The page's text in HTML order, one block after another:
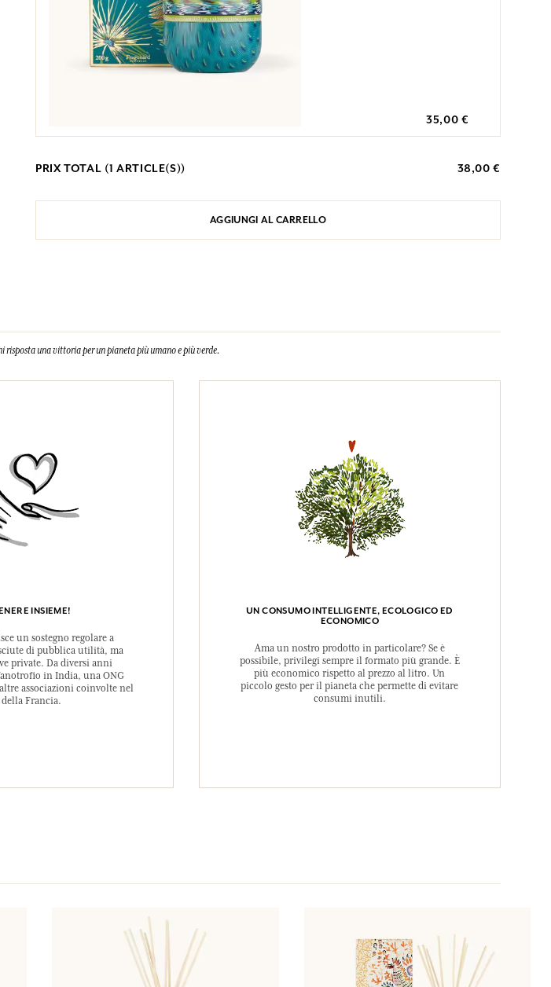
35,00 €
PRIX TOTAL (1 ARTICLE(S)) 38,00 €
AGGIUNGI AL CARRELLO
risposta una vittoria per un pianeta più umano e più verde.
INSIEME!
un sostegno regolare a
di pubblica utilità, ma
private. Da diversi anni
in India, una ONG
associazioni coinvolte nel
della Francia.
UN CONSUMO INTELLIGENTE, ECOLOGICO ED
ECONOMICO
Ama un nostro prodotto in particolare? Se è
possibile, privilegi sempre il formato più grande. È
più economico rispetto al prezzo al litro. Un
piccolo gesto per il pianeta che permette di evitare
consumi inutili.